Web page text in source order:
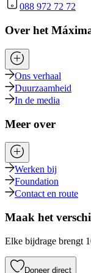
088 972 72 72
Over het
Ons verhaal
Duurzaamheid
In de media
Meer over
Werken bij
Foundation
Contact en route
Maak het
Elke bijdrage brengt
Doneer direct